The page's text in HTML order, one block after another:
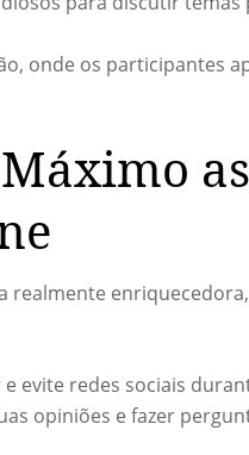
onde os participantes
as
realmente
evite redes sociais
opiniões e fazer